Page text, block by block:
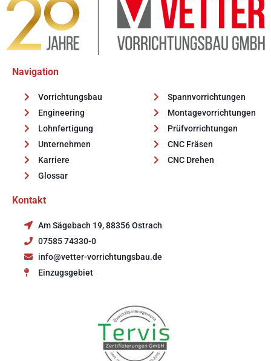
Navigation
Vorrichtungsbau
Engineering
Lohnfertigung
Unternehmen
Karriere
Glossar
Spannvorrichtungen
Montagevorrichtungen
Prüfvorrichtungen
CNC Fräsen
CNC Drehen
Kontakt
Am Sägebach 19, 88356 Ostrach
07585 74330-0
info@vetter-vorrichtungsbau.de
Einzugsgebiet